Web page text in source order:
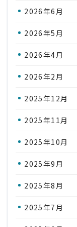
2026年6月
2026年5月
2026年4月
2026年2月
2025年12月
2025年11月
2025年10月
2025年9月
2025年8月
2025年7月